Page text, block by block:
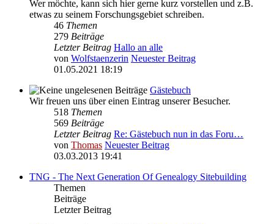
Wer möchte, kann sich hier gerne kurz vorstellen und z.B.
etwas zu seinem Forschungsgebiet schreiben.
46 Themen
279 Beiträge
Letzter Beitrag Hallo an alle
von Wolfstaenzerin Neuester Beitrag
01.05.2021 18:19
Gästebuch
Wir freuen uns über einen Eintrag unserer Besucher.
518 Themen
569 Beiträge
Letzter Beitrag Re: Gästebuch nun in das Foru…
von Thomas Neuester Beitrag
03.03.2013 19:41
TNG - The Next Generation Of Genealogy Sitebuilding
Themen
Beiträge
Letzter Beitrag